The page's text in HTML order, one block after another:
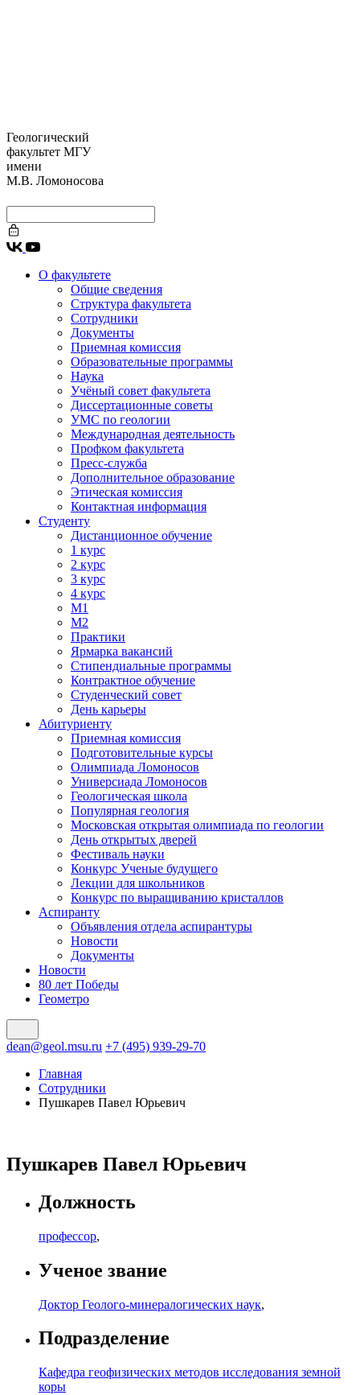
Геологический
факультет МГУ
имени
М.В. Ломоносова
О факультете
Общие сведения
Структура факультета
Сотрудники
Документы
Приемная комиссия
Образовательные программы
Наука
Учёный совет факультета
Диссертационные советы
УМС по геологии
Международная деятельность
Профком факультета
Пресс-служба
Дополнительное образование
Этическая комиссия
Контактная информация
Студенту
Дистанционное обучение
1 курс
2 курс
3 курс
4 курс
М1
М2
Практики
Ярмарка вакансий
Стипендиальные программы
Контрактное обучение
Студенческий совет
День карьеры
Абитуриенту
Приемная комиссия
Подготовительные курсы
Олимпиада Ломоносов
Универсиада Ломоносов
Геологическая школа
Популярная геология
Московская открытая олимпиада по геологии
День открытых дверей
Фестиваль науки
Конкурс Ученые будущего
Лекции для школьников
Конкурс по выращиванию кристаллов
Аспиранту
Объявления отдела аспирантуры
Новости
Документы
Новости
80 лет Победы
Геометро
dean@geol.msu.ru +7 (495) 939-29-70
Главная
Сотрудники
Пушкарев Павел Юрьевич
Пушкарев Павел Юрьевич
Должность
профессор,
Ученое звание
Доктор Геолого-минералогических наук,
Подразделение
Кафедра геофизических методов исследования земной
коры